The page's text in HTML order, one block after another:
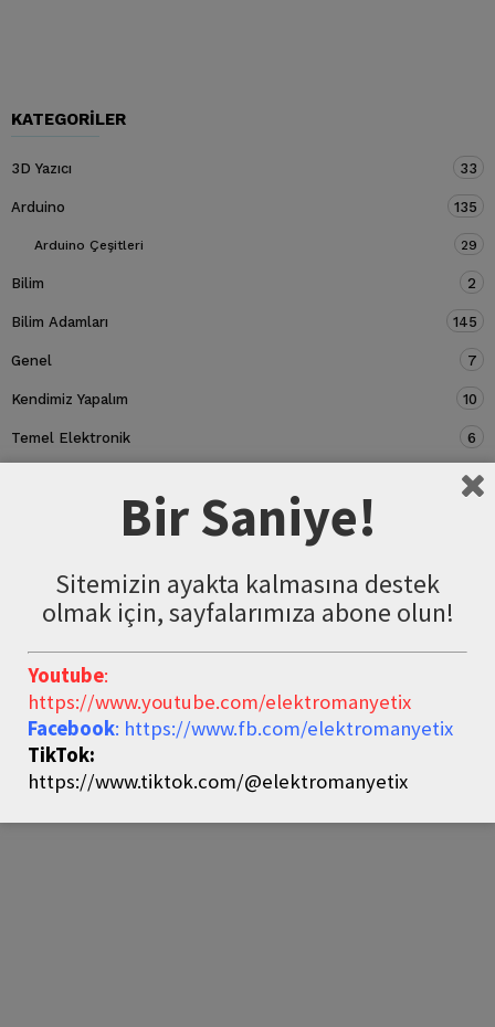
KATEGORILER
3D Yazıcı 33
Arduino 135
Arduino Çeşitleri 29
Bilim 2
Bilim Adamları 145
Genel 7
Kendimiz Yapalım 10
Temel Elektronik 6
5
Bir Saniye!
Sitemizin ayakta kalmasına destek
olmak için, sayfalarımıza abone olun!
Youtube:
https://www.youtube.com/elektromanyetix
Facebook: https://www.fb.com/elektromanyetix
TikTok:
https://www.tiktok.com/@elektromanyetix